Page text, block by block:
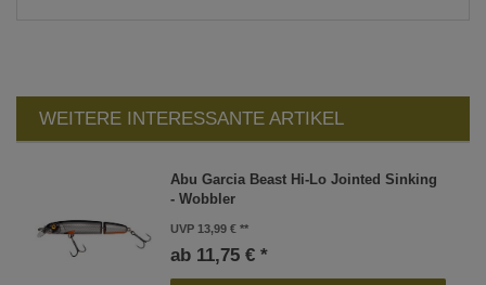
WEITERE INTERESSANTE ARTIKEL
Abu Garcia Beast Hi-Lo Jointed Sinking
- Wobbler
UVP 13,99 €
ab 11,75 € *